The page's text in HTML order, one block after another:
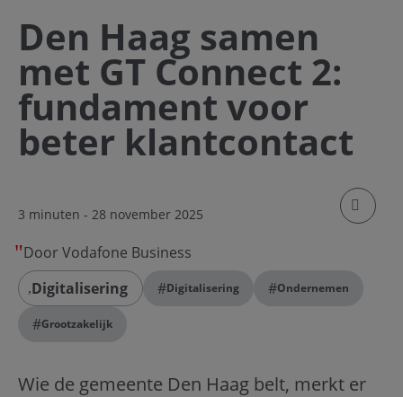
Den Haag samen
met GT Connect 2:
fundament voor
beter klantcontact
3 minuten - 28 november 2025
klik om
Door Vodafone Business
Digitalisering
#Digitalisering #Ondernemen
#Grootzakelijk
Wie de gemeente Den Haag belt, merkt er